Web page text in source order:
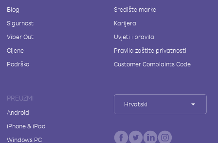
Blog
Sigurnost
Viber Out
Cijene
Podrška
Središte marke
Karijera
Uvjeti i pravila
Pravila zaštite privatnosti
Customer Complaints Code
PREUZMI
Android
iPhone & iPad
Windows PC
Hrvatski